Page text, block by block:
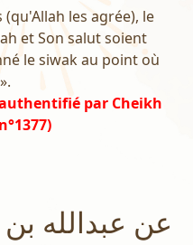
les agrée), le
et Son salut soient
le siwak au point où
par Cheikh
عن عبدالله